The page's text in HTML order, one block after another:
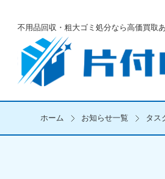
不用品回収・粗大ゴミ処分なら高価買取
ホーム お知らせ一覧 タス